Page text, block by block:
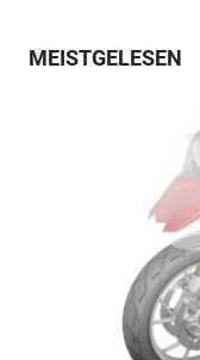
MEISTGELESEN